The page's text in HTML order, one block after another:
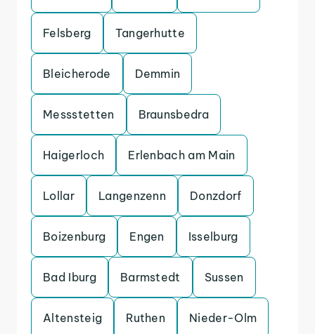
Felsberg Tangerhutte
Bleicherode Demmin
Messstetten Braunsbedra
Haigerloch Erlenbach am Main
Lollar Langenzenn Donzdorf
Boizenburg Engen Isselburg
Bad Iburg Barmstedt Sussen
Altensteig Ruthen Nieder-Olm